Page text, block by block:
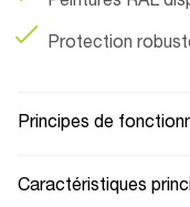
Protection
Principes de
Caractéristiques